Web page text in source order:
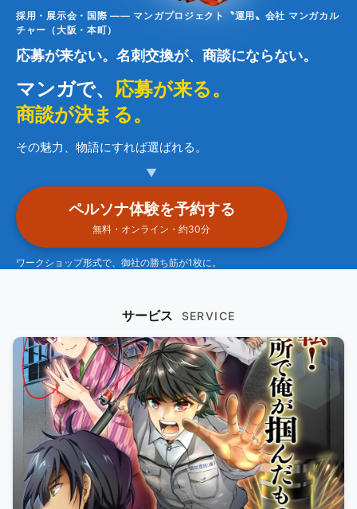
採用・展示会・国際 —— マンガプロジェクト〝運用〟会社 マンガカル
チャー（大阪・本町）
応募が来ない。名刺交換が、商談にならない。
マンガで、 応募が来る。
商談が決まる。
その魅力、物語にすれば選ばれる。
▼
ペルソナ体験を予約する
無料・オンライン・約30分
ワークショップ形式で、御社の勝ち筋が1枚に。
サービス SERVICE